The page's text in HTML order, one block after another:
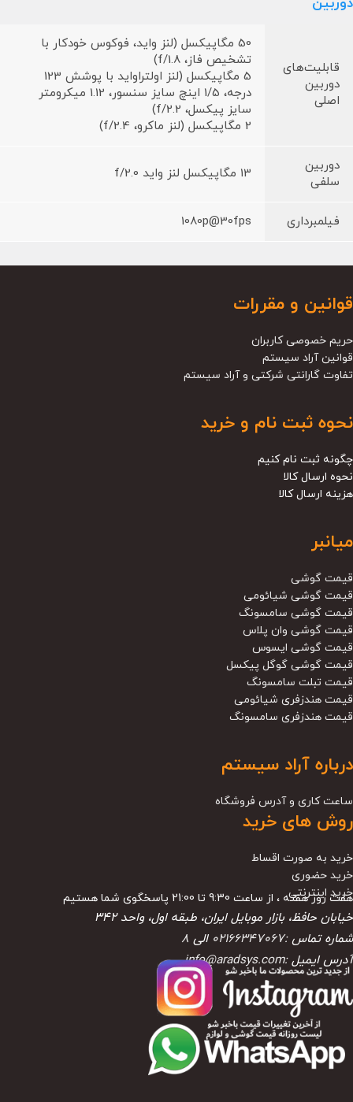
قابلیت‌های
دوربین
اصلی
50 مگاپیکسل (لنز واید، فوکوس خودکار با
تشخیص فاز، f/1.8)
5 مگاپیکسل (لنز اولتراواید با پوشش 123
درجه، 1/5 اینچ سایز سنسور، 1.12 میکرومتر
سایز پیکسل، f/2.2)
2 مگاپیکسل (لنز ماکرو، f/2.4)
دوربین
سلفی
13 مگاپیکسل لنز واید f/2.0
فیلمبرداری 1080p@30fps
قوانین و مقررات
حریم خصوصی کاربران
قوانین آراد سیستم
تفاوت گارانتی شرکتی و آراد سیستم
نحوه ثبت نام و خرید
چگونه ثبت نام کنیم
نحوه ارسال کالا
هزینه ارسال کالا
میانبر
قیمت گوشی
قیمت گوشی شیائومی
قیمت گوشی سامسونگ
قیمت گوشی وان پلاس
قیمت گوشی ایسوس
قیمت گوشی گوگل پیکسل
قیمت تبلت سامسونگ
قیمت هندزفری شیائومی
قیمت هندزفری سامسونگ
درباره آراد سیستم
ساعت کاری و آدرس فروشگاه
روش های خرید
خرید به صورت اقساط
خرید حضوری
خرید اینترنتی
هفت روز هفته ، از ساعت 9:30 تا 21:00 پاسخگوی شما هستیم
خیابان حافظ، بازار موبایل ایران، طبقه اول، واحد ۳۴۲
شماره تماس :02166347067 الی 8
آدرس ایمیل :info@aradsys.com